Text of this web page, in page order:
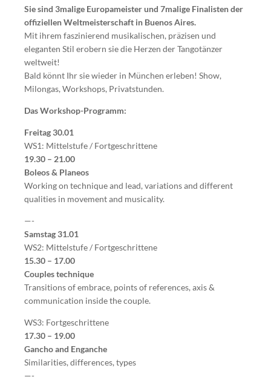
Sie sind 3malige Europameister und 7malige Finalisten der
offiziellen Weltmeisterschaft in Buenos Aires.
Mit ihrem faszinierend musikalischen, präzisen und
eleganten Stil erobern sie die Herzen der Tangotänzer
weltweit!
Bald könnt Ihr sie wieder in München erleben! Show,
Milongas, Workshops, Privatstunden.
Das Workshop-Programm:
Freitag 30.01
WS1: Mittelstufe / Fortgeschrittene
19.30 – 21.00
Boleos & Planeos
Working on technique and lead, variations and different
qualities in movement and musicality.
—-
Samstag 31.01
WS2: Mittelstufe / Fortgeschrittene
15.30 – 17.00
Couples technique
Transitions of embrace, points of references, axis &
communication inside the couple.
WS3: Fortgeschrittene
17.30 – 19.00
Gancho and Enganche
Similarities, differences, types